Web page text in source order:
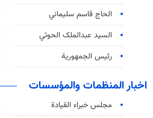
الحاج قاسم سليماني
السید عبدالملک الحوثي
رئيس الجمهورية
اخبار المنظمات والمؤسسات
مجلس خبراء القيادة